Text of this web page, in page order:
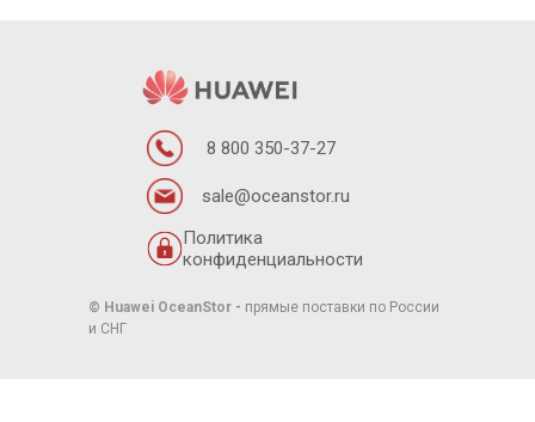
© Huawei OceanStor - прямые поставки по России
и СНГ
8 800 350-37-27
sale@oceanstor.ru
Политика
конфиденциальности